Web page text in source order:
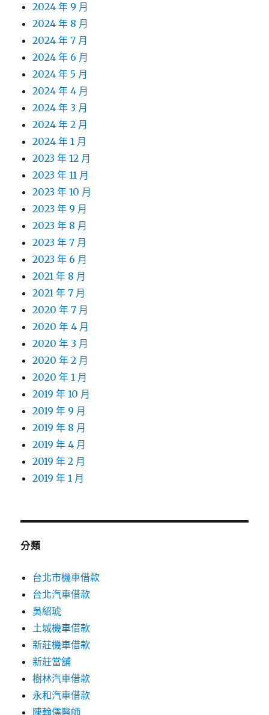
2024 年 9 月
2024 年 8 月
2024 年 7 月
2024 年 6 月
2024 年 5 月
2024 年 4 月
2024 年 3 月
2024 年 2 月
2024 年 1 月
2023 年 12 月
2023 年 11 月
2023 年 10 月
2023 年 9 月
2023 年 8 月
2023 年 7 月
2023 年 6 月
2021 年 8 月
2021 年 7 月
2020 年 7 月
2020 年 4 月
2020 年 3 月
2020 年 2 月
2020 年 1 月
2019 年 10 月
2019 年 9 月
2019 年 8 月
2019 年 4 月
2019 年 2 月
2019 年 1 月
分類
台北市機車借款
台北汽車借款
吳紹琥
土城機車借款
新莊機車借款
新莊當舖
樹林汽車借款
永和汽車借款
陳翰儒醫師